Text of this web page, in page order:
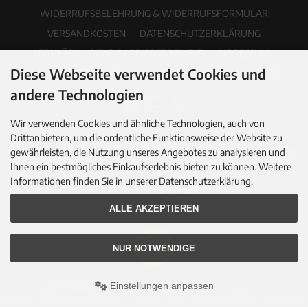
WIDERRUFSBELEHRUNG & WIDERRUFSFORMULAR
VERSANDKOSTEN
DATENSCHUTZERKLÄRUNG
ERKLÄRUNG ZUR BARRIEREFREIHEIT
IMPRESSUM
COOKIE EINSTELLUNGEN
PDF-KATALOG NEWSLETTER
© 2026 Hallingers Genuss Manufaktur GmbH • All rights reserved
Diese Webseite verwendet Cookies und
andere Technologien
Wir verwenden Cookies und ähnliche Technologien, auch von
Drittanbietern, um die ordentliche Funktionsweise der Website zu
gewährleisten, die Nutzung unseres Angebotes zu analysieren und
Ihnen ein bestmögliches Einkaufserlebnis bieten zu können. Weitere
Informationen finden Sie in unserer Datenschutzerklärung.
ALLE AKZEPTIEREN
NUR NOTWENDIGE
Einstellungen anpassen